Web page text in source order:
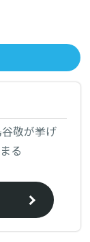
谷敬が挙げ
る